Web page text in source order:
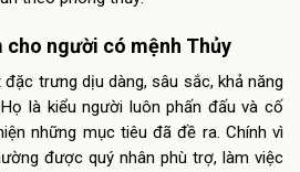
cho người có mệnh Thủy
trưng dịu dàng, sâu sắc, khả năng
là kiểu người luôn phấn đấu và cố
những mục tiêu đã đề ra. Chính vì
được quý nhân phù trợ, làm việc